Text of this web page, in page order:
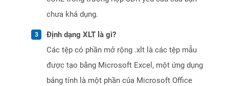
chưa khả dụng.
Định dạng XLT là gì?
Các tệp có phần mở rộng .xlt là các tệp mẫu
được tạo bằng Microsoft Excel, một ứng dụng
bảng tính là một phần của Microsoft Office